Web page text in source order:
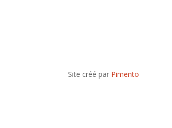
Site créé par Pimento